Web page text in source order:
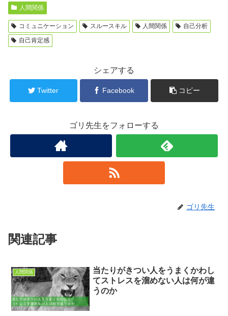
人間関係
コミュニケーション スルースキル 人間関係
自己分析
自己肯定感
シェアする
Twitter Facebook コピー
ゴリ先生をフォローする
ゴリ先生
関連記事
人間関係
当たりがきつい人をうまくかわし
てストレスを溜めない人は何が違
うのか